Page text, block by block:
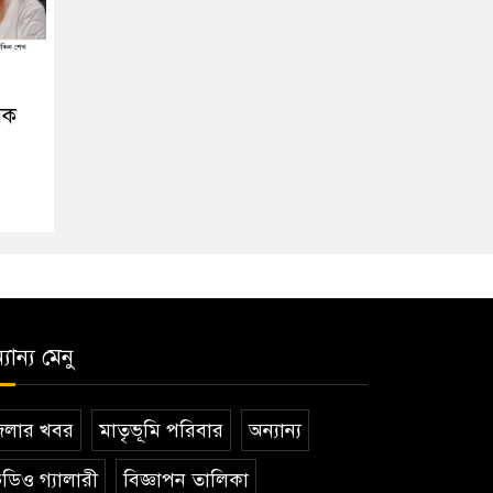
মেনু
খবর মাতৃভূমি পরিবার অন্যান্য
গ্যালারী বিজ্ঞাপন তালিকা